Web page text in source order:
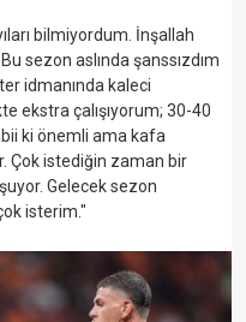
bilmiyordum. İnşallah
sezon aslında şanssızdım
idmanında kaleci
ekstra çalışıyorum; 30-40
ki önemli ama kafa
Çok istediğin zaman bir
Gelecek sezon
isterim."